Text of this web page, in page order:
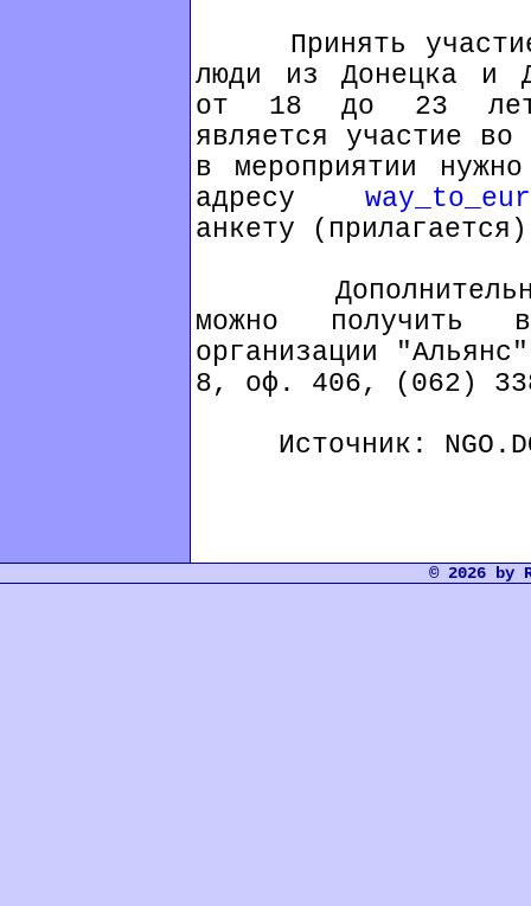
Принять участие
люди из Донецка и
от 18 до 23 лет.
является участие
в мероприятии
адресу
анкету
Дополнительную
можно получить в
организации
8, оф. 406, (062)
Источник:
© 2026 by